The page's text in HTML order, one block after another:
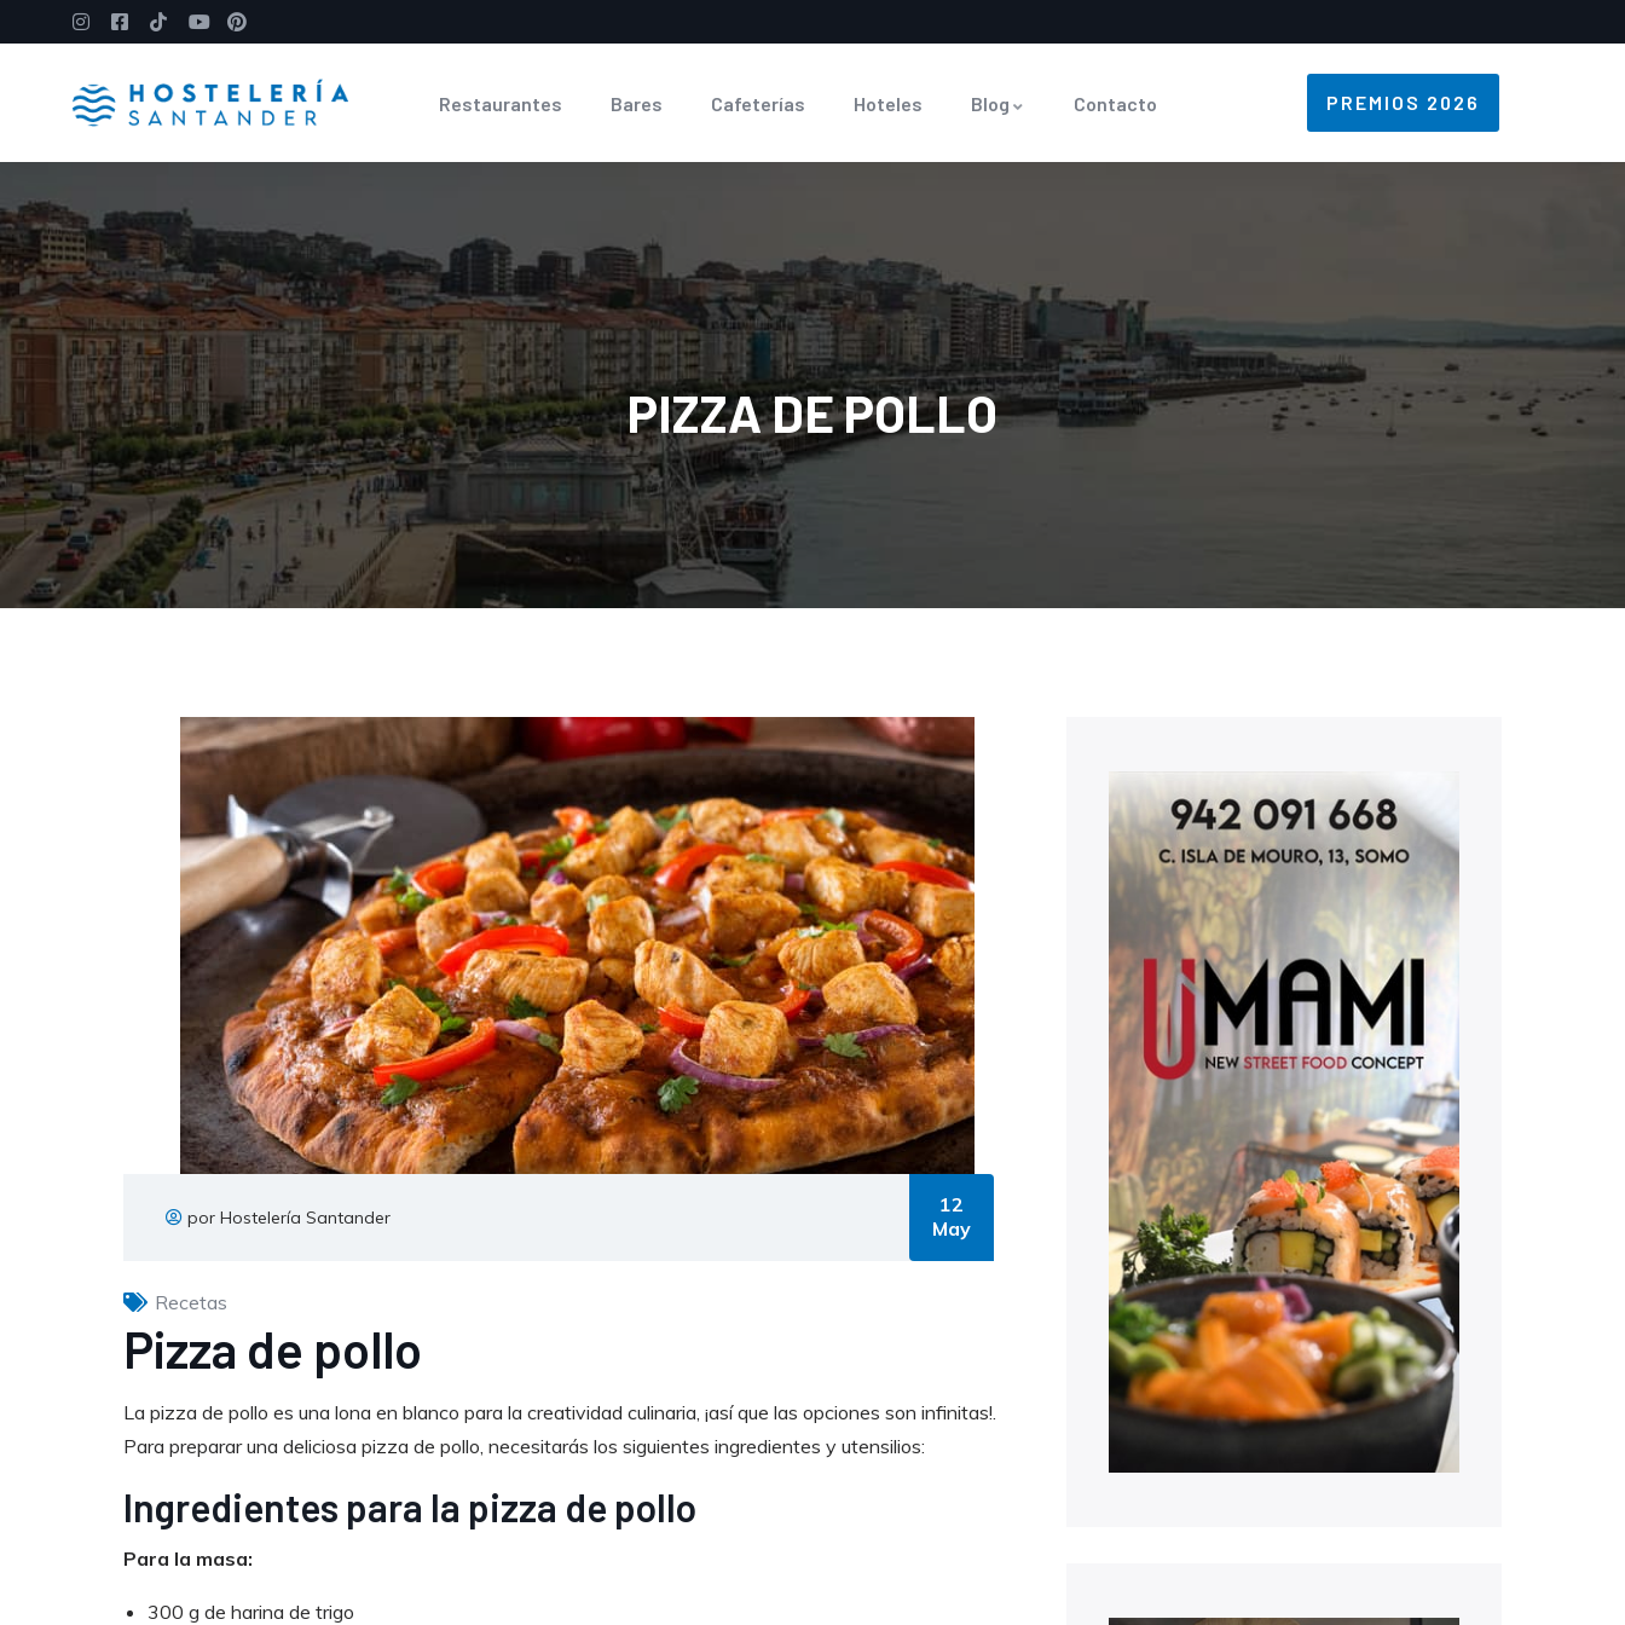
Restaurantes Bares Cafeterías Hoteles Blog Contacto PREMIOS 2026
PIZZA DE POLLO
por Hostelería Santander
12
May
Recetas
Pizza de pollo
La pizza de pollo es una lona en blanco para la creatividad culinaria, ¡así que las opciones son infinitas!.
Para preparar una deliciosa pizza de pollo, necesitarás los siguientes ingredientes y utensilios:
Ingredientes para la pizza de pollo
Para la masa:
300 g de harina de trigo